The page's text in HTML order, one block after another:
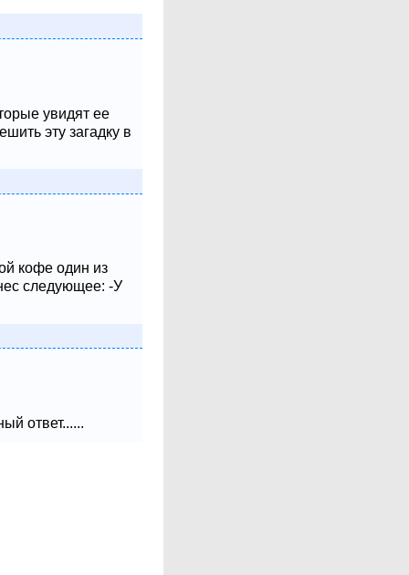
увидят ее
эту загадку в
кофе один из
следующее: -У
ответ......